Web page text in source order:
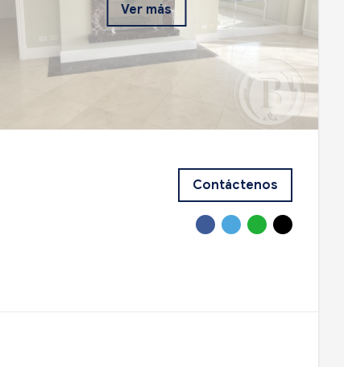
Ver más
Contáctenos